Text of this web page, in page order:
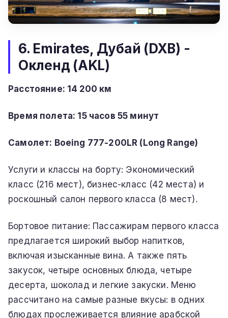
6. Emirates, Дубай (DXB) -
Окленд (AKL)
Расстояние: 14 200 км
Время полета: 15 часов 55 минут
Самолет: Boeing 777-200LR (Long Range)
Услуги и классы на борту: Экономический
класс (216 мест), бизнес-класс (42 места) и
роскошный салон первого класса (8 мест).
Бортовое питание: Пассажирам первого класса
предлагается широкий выбор напитков,
включая изысканные вина. А также пять
закусок, четыре основных блюда, четыре
десерта, шоколад и легкие закуски. Меню
рассчитано на самые разные вкусы: в одних
блюдах прослеживается влияние арабской